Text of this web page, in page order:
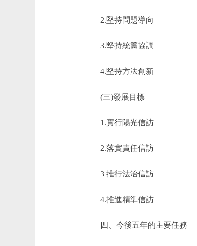
2.堅持問題導向
3.堅持統籌協調
4.堅持方法創新
(三)發展目標
1.實行陽光信訪
2.落實責任信訪
3.推行法治信訪
4.推進精準信訪
四、今後五年的主要任務